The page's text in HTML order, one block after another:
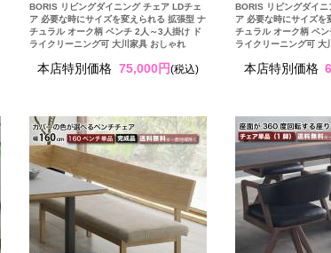
BORIS リビングダイニング チェア LDチェ
ア 必要な時にサイズを変えられる 拡張型 ナ
チュラル オーク柄 ベンチ 2人～3人掛け ド
ライクリーニング可 大川家具 おしゃれ
本店特別価格 75,000円(税込)
BORIS リビングダイニ
ア 必要な時にサイズを
チュラル オーク柄 ベ
ライクリーニング可 大
本店特別価格